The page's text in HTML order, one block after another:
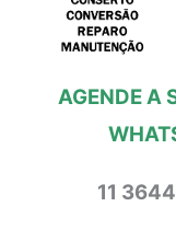
AGENDE A
11